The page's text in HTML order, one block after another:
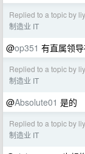
Replied to a topic by
制造业 IT
@op351 有直属领
Replied to a topic by
制造业 IT
@Absolute01 是的
Replied to a topic by
制造业 IT